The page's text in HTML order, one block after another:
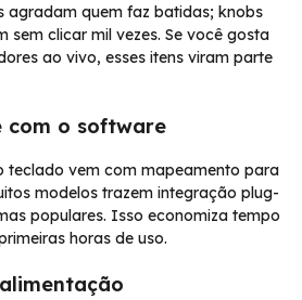
agradam quem faz batidas; knobs
sem clicar mil vezes. Se você gosta
ao vivo, esses itens viram parte
com o software
teclado vem com mapeamento para
modelos trazem integração plug-
populares. Isso economiza tempo
horas de uso.